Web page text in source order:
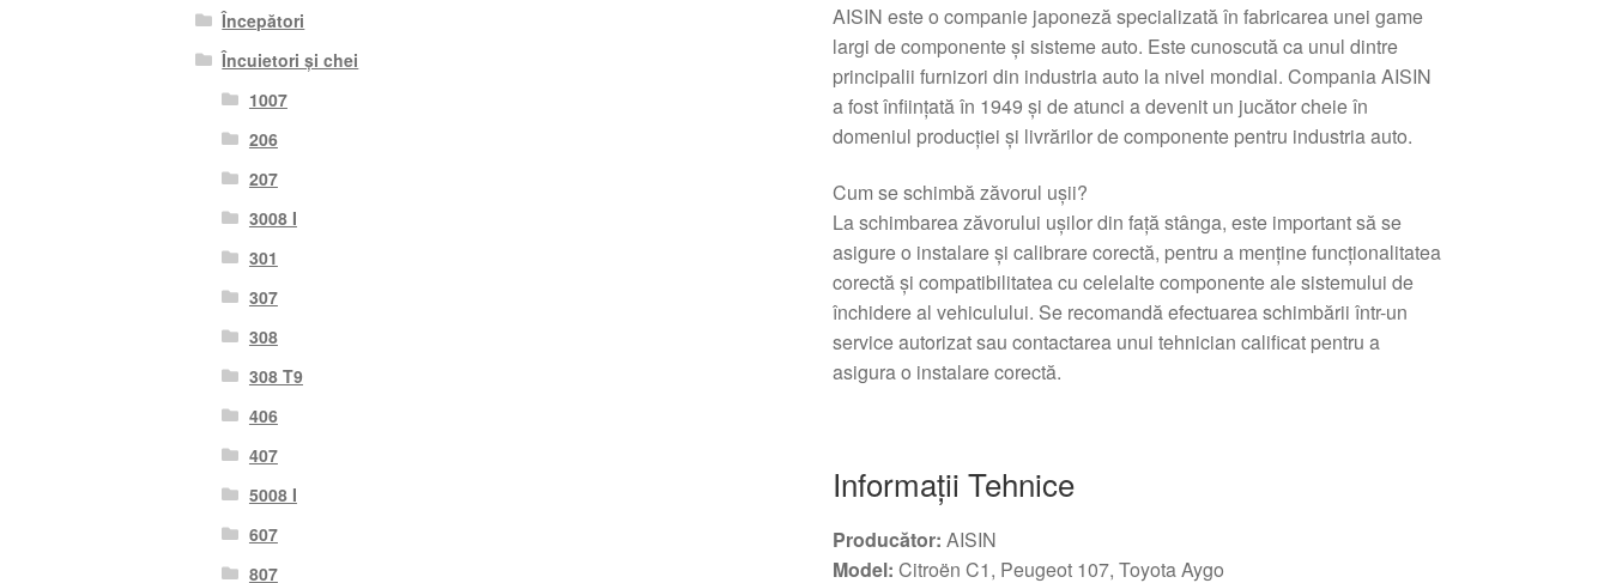
AISIN este o companie japoneză specializată în fabricarea unei game
largi de componente și sisteme auto. Este cunoscută ca unul dintre
principalii furnizori din industria auto la nivel mondial. Compania AISIN
a fost înființată în 1949 și de atunci a devenit un jucător cheie în
domeniul producției și livrărilor de componente pentru industria auto.
Cum se schimbă zăvorul ușii?
La schimbarea zăvorului ușilor din față stânga, este important să se
asigure o instalare și calibrare corectă, pentru a menține funcționalitatea
corectă și compatibilitatea cu celelalte componente ale sistemului de
închidere al vehiculului. Se recomandă efectuarea schimbării într-un
service autorizat sau contactarea unui tehnician calificat pentru a
asigura o instalare corectă.
Informații Tehnice
Producător: AISIN
Model: Citroën C1, Peugeot 107, Toyota Aygo
Începători
Încuietori și chei
1007
206
207
3008 I
301
307
308
308 T9
406
407
5008 I
607
807